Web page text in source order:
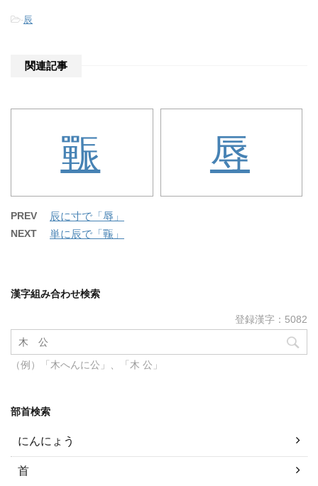
-辰
関連記事
辴 辱
PREV 辰に寸で「辱」
NEXT 単に辰で「辴」
漢字組み合わせ検索
登録漢字：5082
（例）「木へんに公」、「木 公」
部首検索
にんにょう
首